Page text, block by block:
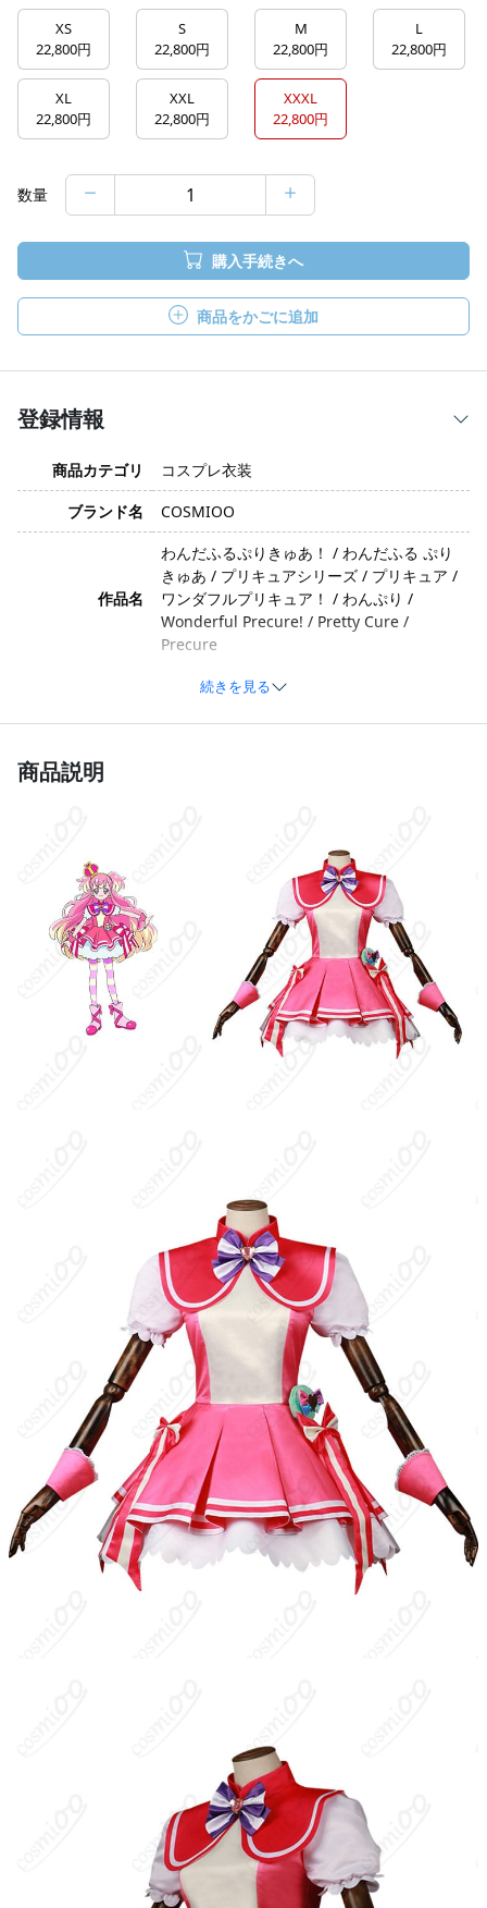
XS
22,800円
S
22,800円
M
22,800円
L
22,800円
XL
22,800円
XXL
22,800円
XXXL
22,800円
数量
購入手続きへ
商品をかごに追加
登録情報
商品カテゴリ
コスプレ衣装
ブランド名
COSMIOO
作品名
わんだふるぷりきゅあ！ / わんだふる ぷり
きゅあ / プリキュアシリーズ / プリキュア /
ワンダフルプリキュア！ / わんぷり /
Wonderful Precure! / Pretty Cure /
Precure
キャラクター
犬飼こむぎ（キュアワンダフル） / いぬか
ュアワンダフル / Inukai Komugi / Cure
素材
ポリエステル、コットン、合成皮革、天鵞
絨（ベルベット）、光沢布、サテン。素材
は生産ロットや技術革新により変更される
場合があります。
セット内容
衣装、髪飾り、耳飾り、靴下。セット内容
は生産ロットや技術革新により変更される
場合があります。
XS、S、M、L、XL、XXL、XXXL
Discover、AMERICAN EXPRESS）、
PayPal、銀行振込
着用シーン
コスプレイベント、写真撮影、舞台、公
演、ハロウィン、アニメコン、パーティー
収納方法
ハンガーに吊るす、収納ケースに入れる、
衣装袋に保管
商品状態
新品未使用
洗濯方法
手洗い推奨、漂白不可
『わんだふるぷりきゅあ！』に登場する主要キャラクター。飼い
主・犬飼いろはを大好きなワンコで、強い想いと出来事をきっか
けに人間の姿となる。以後はプリキュア「キュアワンダフル」と
して、人と動物の絆を守るために活躍する。明るく元気で人懐っ
こく、困っている動物や人を放っておけない性格。舞台は動物と
人が共に暮らす街・アニマルタウン。
し、トラブルから皆を守るために戦う。
続きを見る
商品説明